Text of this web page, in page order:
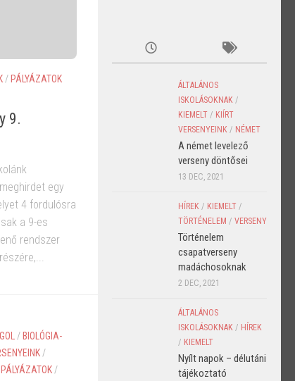
/ PÁLYÁZATOK
9.
egy
4 fordulósra
a 9-es
rendszer
/ BIOLÓGIA-
/
PÁLYÁZATOK /
ÁLTALÁNOS
ISKOLÁSOKNAK /
KIEMELT / KIÍRT
VERSENYEINK / NÉMET
A német levelező
verseny döntősei
13 DEC, 2021
HÍREK / KIEMELT /
TÖRTÉNELEM / VERSENY
Történelem
csapatverseny
madáchosoknak
2 DEC, 2021
ÁLTALÁNOS
ISKOLÁSOKNAK / HÍREK
/ KIEMELT
Nyílt napok – délutáni
tájékoztató